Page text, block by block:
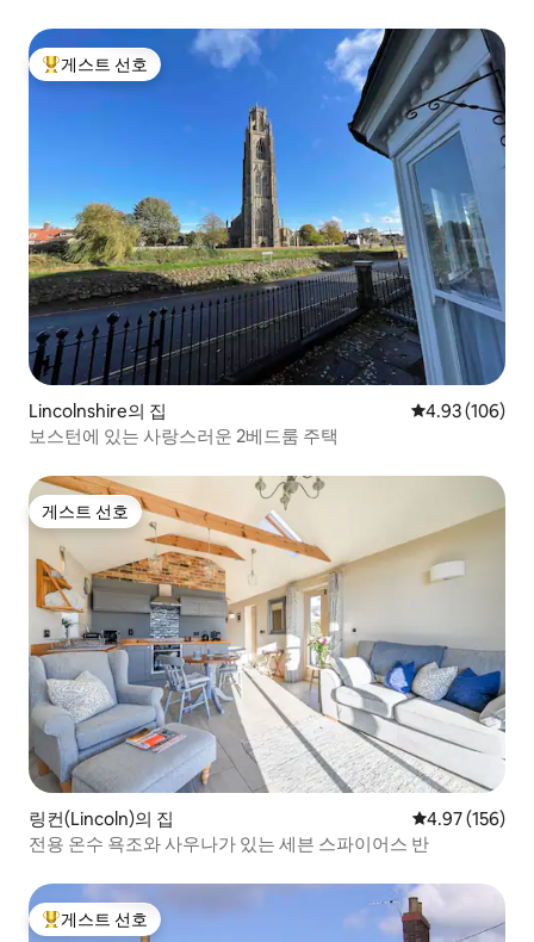
상위 게스트 선호
게스트 선호
Lincolnshire의 집 평점 4.93점(5
4.93 (106)
보스턴에 있는 사랑스러운 2베드룸 주택
게스트 선호
게스트 선호
링컨(Lincoln)의 집 평점 4.97점(5
4.97 (156)
전용 온수 욕조와 사우나가 있는 세븐 스파이어스 반
상위 게스트 선호
게스트 선호